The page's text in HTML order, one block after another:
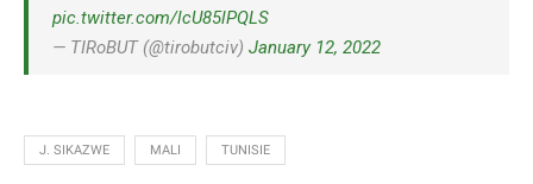
pic.twitter.com/lcU85lPQLS
— TIRoBUT (@tirobutciv) January 12, 2022
J. SIKAZWE MALI TUNISIE